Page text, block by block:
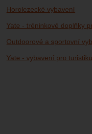
Horolezecké vybavení
Yate - tréninkové doplňky
Outdoorové a sportovní
Yate - vybavení pro